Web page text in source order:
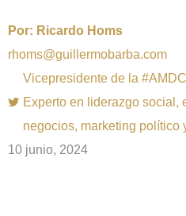
Por: Ricardo Homs
rhoms@guillermobarba.com
Vicepresidente de la
Experto en liderazgo social,
negocios, marketing político
10 junio, 2024